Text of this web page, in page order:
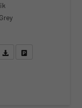
rufen Sie an
Fahrzeugexposé (PDF)
Fahrzeug parken